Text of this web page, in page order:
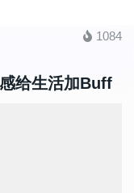
1084
给生活加Buff